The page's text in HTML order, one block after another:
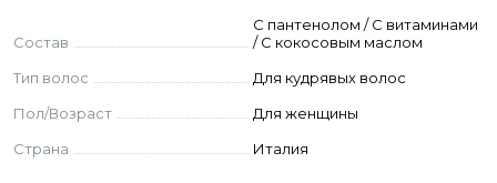
Состав
C пантенолом / С витаминами
/ С кокосовым маслом
Тип волос
Для кудрявых волос
Пол/Возраст
Для женщины
Страна
Италия